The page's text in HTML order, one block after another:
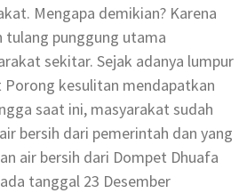
Mengapa demikian? Karena
tulang punggung utama
sekitar. Sejak adanya lumpur
Porong kesulitan mendapatkan
saat ini, masyarakat sudah
bersih dari pemerintah dan yang
air bersih dari Dompet Dhuafa
tanggal 23 Desember